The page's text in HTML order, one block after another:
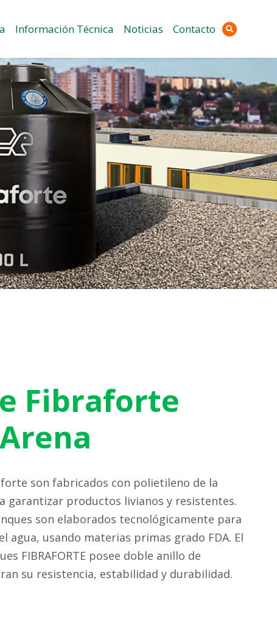
Información Técnica Noticias Contacto
Fibraforte
son fabricados con polietileno de la
garantizar productos livianos y resistentes.
son elaborados tecnológicamente para
agua, usando materias primas grado FDA. El
FIBRAFORTE posee doble anillo de
su resistencia, estabilidad y durabilidad.